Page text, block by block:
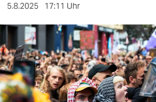
sport
berlin
nord
wahrheit
5.8.2025 17:11 Uhr